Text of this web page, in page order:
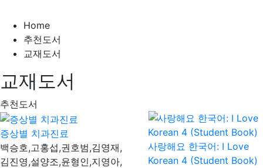
Home
추천도서
교재도서
교재도서
추천도서
증상별 치과진료
백승호,고홍섭,권호범,김영재,
김진영,설양조,윤형인,지영아,
사랑해요 한국어: I Love
Korean 4 (Student Book)